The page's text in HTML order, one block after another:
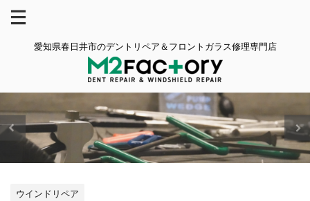
愛知県春日井市のデントリペア＆フロントガラス修理専門店
ウインドリペア